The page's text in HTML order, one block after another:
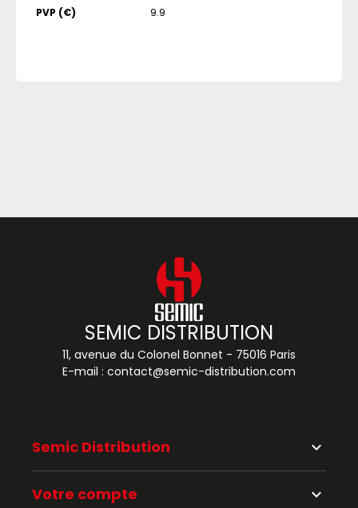
PVP (€) 9.9
Semic Distribution keyboard_arrow_down
Votre compte keyboard_arrow_down
SEMIC DISTRIBUTION
11, avenue du Colonel Bonnet - 75016 Paris
E-mail : contact@semic-distribution.com